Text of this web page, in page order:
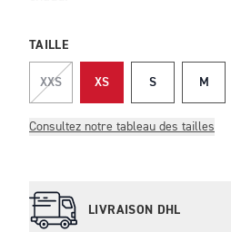
TAILLE
XXS XS S M
Consultez notre tableau des tailles
LIVRAISON DHL